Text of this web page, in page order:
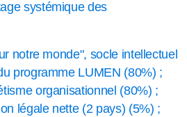
systémique des
notre monde", socle intellectuel
programme LUMEN (80%) ;
organisationnel (80%) ;
légale nette (2 pays) (5%) ;